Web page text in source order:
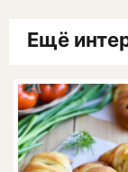
Ещё